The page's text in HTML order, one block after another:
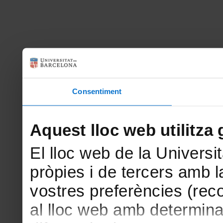
Consentiment
Aquest lloc web utilitza
El lloc web de la
pròpies i de tercers amb
vostres preferències
al lloc web amb